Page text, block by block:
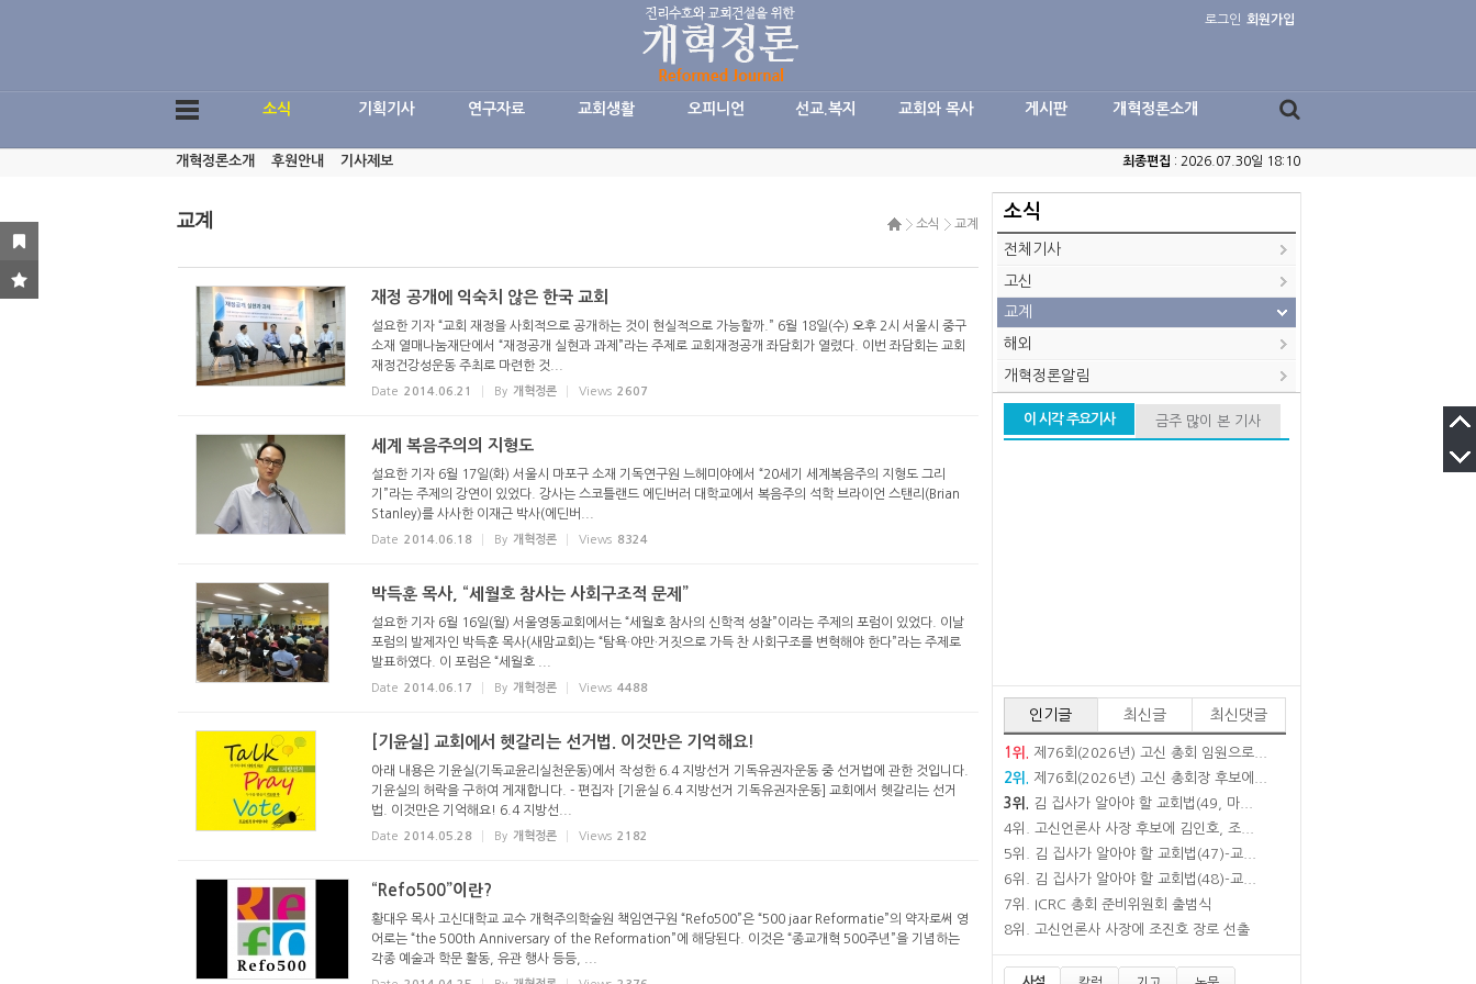
로그인 회원가입
소식 기획기사 연구자료 교회생활 오피니언 선교.복지 교회와 목사 게시판 개혁정론소개
개혁정론소개 후원안내 기사제보 최종편집 : 2026.07.30일 18:10
교계 소식 교계
재정 공개에 익숙치 않은 한국 교회
설요한 기자 “교회 재정을 사회적으로 공개하는 것이 현실적으로 가능할까.” 6월 18일(수) 오후 2시 서울시 중구
소재 열매나눔재단에서 “재정공개 실현과 과제”라는 주제로 교회재정공개 좌담회가 열렸다. 이번 좌담회는 교회
재정건강성운동 주최로 마련한 것...
Date 2014.06.21 By 개혁정론 Views 2607
세계 복음주의의 지형도
설요한 기자 6월 17일(화) 서울시 마포구 소재 기독연구원 느헤미야에서 “20세기 세계복음주의 지형도 그리
기”라는 주제의 강연이 있었다. 강사는 스코틀랜드 에딘버러 대학교에서 복음주의 석학 브라이언 스탠리(Brian
Stanley)를 사사한 이재근 박사(에딘버...
Date 2014.06.18 By 개혁정론 Views 8324
박득훈 목사, “세월호 참사는 사회구조적 문제”
설요한 기자 6월 16일(월) 서울영동교회에서는 “세월호 참사의 신학적 성찰”이라는 주제의 포럼이 있었다. 이날
포럼의 발제자인 박득훈 목사(새맘교회)는 “탐욕·야만·거짓으로 가득 찬 사회구조를 변혁해야 한다”라는 주제로
발표하였다. 이 포럼은 “세월호 ...
Date 2014.06.17 By 개혁정론 Views 4488
[기윤실] 교회에서 헷갈리는 선거법. 이것만은 기억해요!
아래 내용은 기윤실(기독교윤리실천운동)에서 작성한 6.4 지방선거 기독유권자운동 중 선거법에 관한 것입니다.
기윤실의 허락을 구하여 게재합니다. - 편집자 [기윤실 6.4 지방선거 기독유권자운동] 교회에서 헷갈리는 선거
법. 이것만은 기억해요! 6.4 지방선...
Date 2014.05.28 By 개혁정론 Views 2182
“Refo500”이란?
황대우 목사 고신대학교 교수 개혁주의학술원 책임연구원 “Refo500”은 “500 jaar Reformatie”의 약자로써 영
어로는 “the 500th Anniversary of the Reformation”에 해당된다. 이것은 “종교개혁 500주년”을 기념하는
각종 예술과 학문 활동, 유관 행사 등등, ...
소식
전체기사
고신
교계
해외
개혁정론알림
이 시각 주요기사 금주 많이 본 기사
인기글 최신글 최신댓글
1위.
제76회(2026년) 고신 총회 임원으로...
2위.
제76회(2026년) 고신 총회장 후보에...
3위.
김 집사가 알아야 할 교회법(49, 마...
4위.
고신언론사 사장 후보에 김인호, 조...
5위.
김 집사가 알아야 할 교회법(47)-교...
6위.
김 집사가 알아야 할 교회법(48)-교...
7위.
ICRC 총회 준비위원회 출범식
8위.
고신언론사 사장에 조진호 장로 선출
Sketchbook5, 스케치북5
Sketchbook5, 스케치북5